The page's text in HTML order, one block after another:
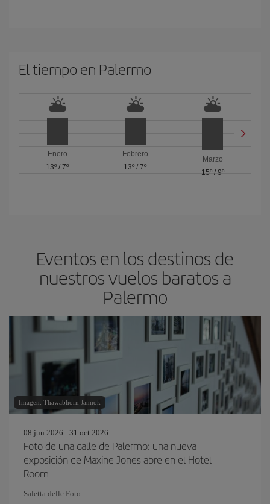
El tiempo en Palermo
Enero
13º /7º
Febrero
13º / 7º
Marzo
15º/ 9º
Eventos en los destinos de
nuestros vuelos baratos a
Palermo
Imagen: Thawabhorn Jannok
08 jun 2026 - 31 oct 2026
Foto de una calle de Palermo: una nueva
exposición de Maxine Jones abre en el Hotel
Room
Saletta delle Foto